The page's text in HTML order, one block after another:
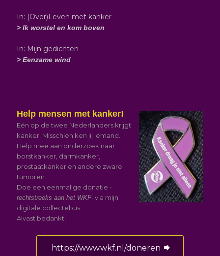
In: (Over)Leven met kanker
> Ik worstel en kom boven
In: Mijn gedichten
> Eenzame wind
Help mensen met kanker!
Eén op de twee Nederlanders krijgt
kanker. Misschien ken jij iemand.
Help mee aan onderzoek naar
borstkanker, darmkanker,
prostaatkanker en andere zware
tumoren.
Doe een eenmalige donatie -
rechtstreeks aan het WKF-via mijn
digitale collectebus.
Alvast bedankt!
https://www.wkf.nl/doneren